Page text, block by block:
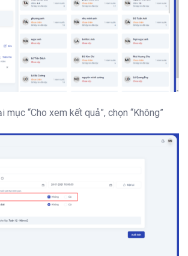
mục “Cho xem kết quả”, chọn “Không”